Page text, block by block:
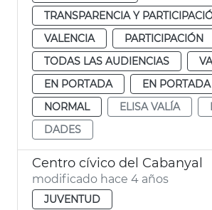
TRANSPARENCIA Y
VALENCIA
PARTICIPACIÓN
TODAS LAS AUDIENCIAS
EN PORTADA
EN
NORMAL
ELISA VALÍA
DADES
Centro cívico del Cabanyal
modificado hace 4 años
JUVENTUD